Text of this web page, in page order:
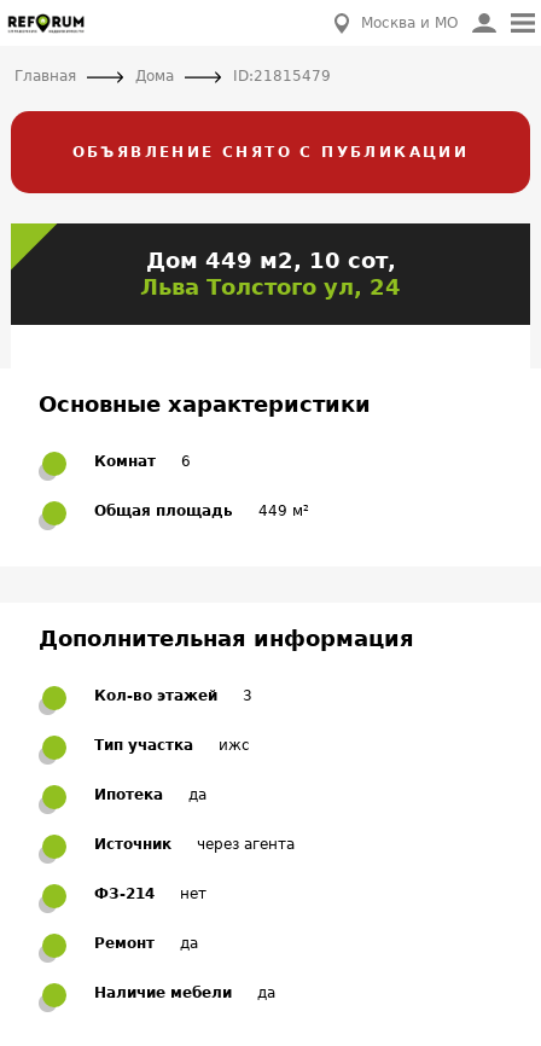
Москва и МО
Главная Дома ID:21815479
ОБЪЯВЛЕНИЕ СНЯТО С ПУБЛИКАЦИИ
Дом 449 м2, 10 сот,
Льва Толстого ул, 24
Основные характеристики
Комнат 6
Общая площадь 449 м²
Дополнительная информация
Кол-во этажей 3
Тип участка ижс
Ипотека да
Источник через агента
ФЗ-214 нет
Ремонт да
Наличие мебели да